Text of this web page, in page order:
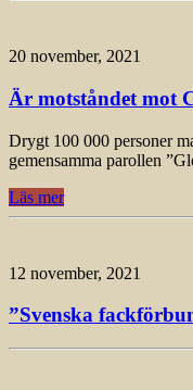
20 november, 2021
Är motståndet mot
Drygt 100 000 personer
gemensamma parollen
Läs mer
12 november, 2021
”Svenska